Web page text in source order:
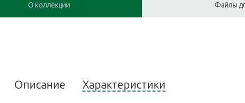
О коллекции Файлы
Описание Характеристики